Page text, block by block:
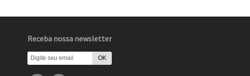
Receba nossa newsletter